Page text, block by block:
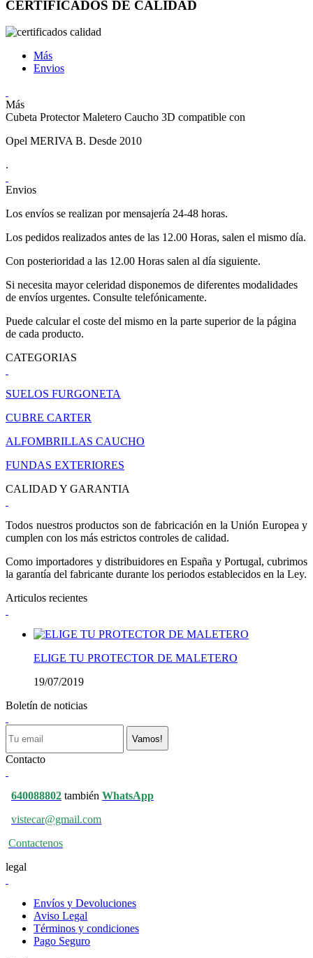
CERTIFICADOS DE CALIDAD
Más
Envios
Más
Cubeta Protector Maletero Caucho 3D compatible con
Opel MERIVA B. Desde 2010
.
Envios
Los envíos se realizan por mensajería 24-48 horas.
Los pedidos realizados antes de las 12.00 Horas, salen el mismo día.
Con posterioridad a las 12.00 Horas salen al día siguiente.
Si necesita mayor celeridad disponemos de diferentes modalidades
de envíos urgentes. Consulte telefónicamente.
Puede calcular el coste del mismo en la parte superior de la página
de cada producto.
CATEGORIAS
SUELOS FURGONETA
CUBRE CARTER
ALFOMBRILLAS CAUCHO
FUNDAS EXTERIORES
CALIDAD Y GARANTIA
Todos nuestros productos son de fabricación en la Unión Europea y
cumplen con los más estrictos controles de calidad.
Como importadores y distribuidores en España y Portugal, cubrimos
la garantía del fabricante durante los periodos establecidos en la Ley.
Articulos recientes
ELIGE TU PROTECTOR DE MALETERO
19/07/2019
Boletín de noticias
Vamos!
Contacto
640088802 también WhatsApp
vistecar@gmail.com
Contactenos
legal
Envíos y Devoluciones
Aviso Legal
Términos y condiciones
Pago Seguro